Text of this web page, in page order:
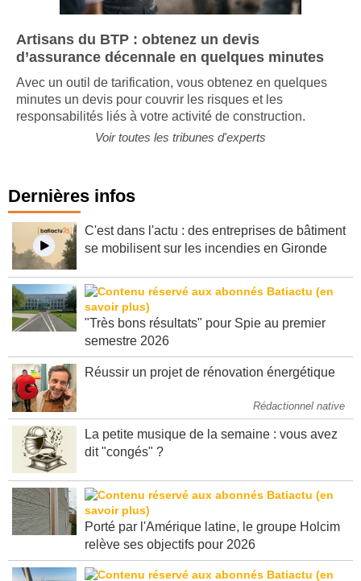
Artisans du BTP : obtenez un devis
d’assurance décennale en quelques minutes
Avec un outil de tarification, vous obtenez en quelques
minutes un devis pour couvrir les risques et les
responsabilités liés à votre activité de construction.
Voir toutes les tribunes d'experts
Dernières infos
C'est dans l'actu : des entreprises de bâtiment
se mobilisent sur les incendies en Gironde
"Très bons résultats" pour Spie au premier
semestre 2026
Réussir un projet de rénovation énergétique
Rédactionnel native
La petite musique de la semaine : vous avez
dit "congés" ?
Porté par l'Amérique latine, le groupe Holcim
relève ses objectifs pour 2026